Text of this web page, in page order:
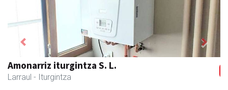
Ormazabal garraioak
Asteasu - Garraioak
Previous Next